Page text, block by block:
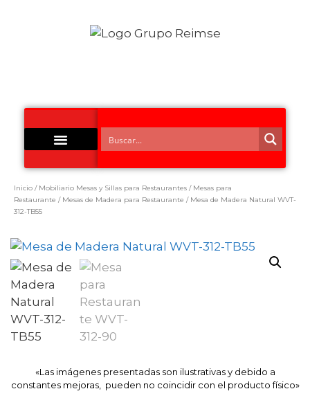
Inicio / Mobiliario Mesas y Sillas para Restaurantes / Mesas para
Restaurante / Mesas de Madera para Restaurante / Mesa de Madera Natural WVT-
312-TB55
«Las imágenes presentadas son ilustrativas y debido a
constantes mejoras, pueden no coincidir con el producto físico»